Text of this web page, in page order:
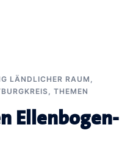
LÄNDLICHER RAUM ,
, THEMEN
Ellenbogen-